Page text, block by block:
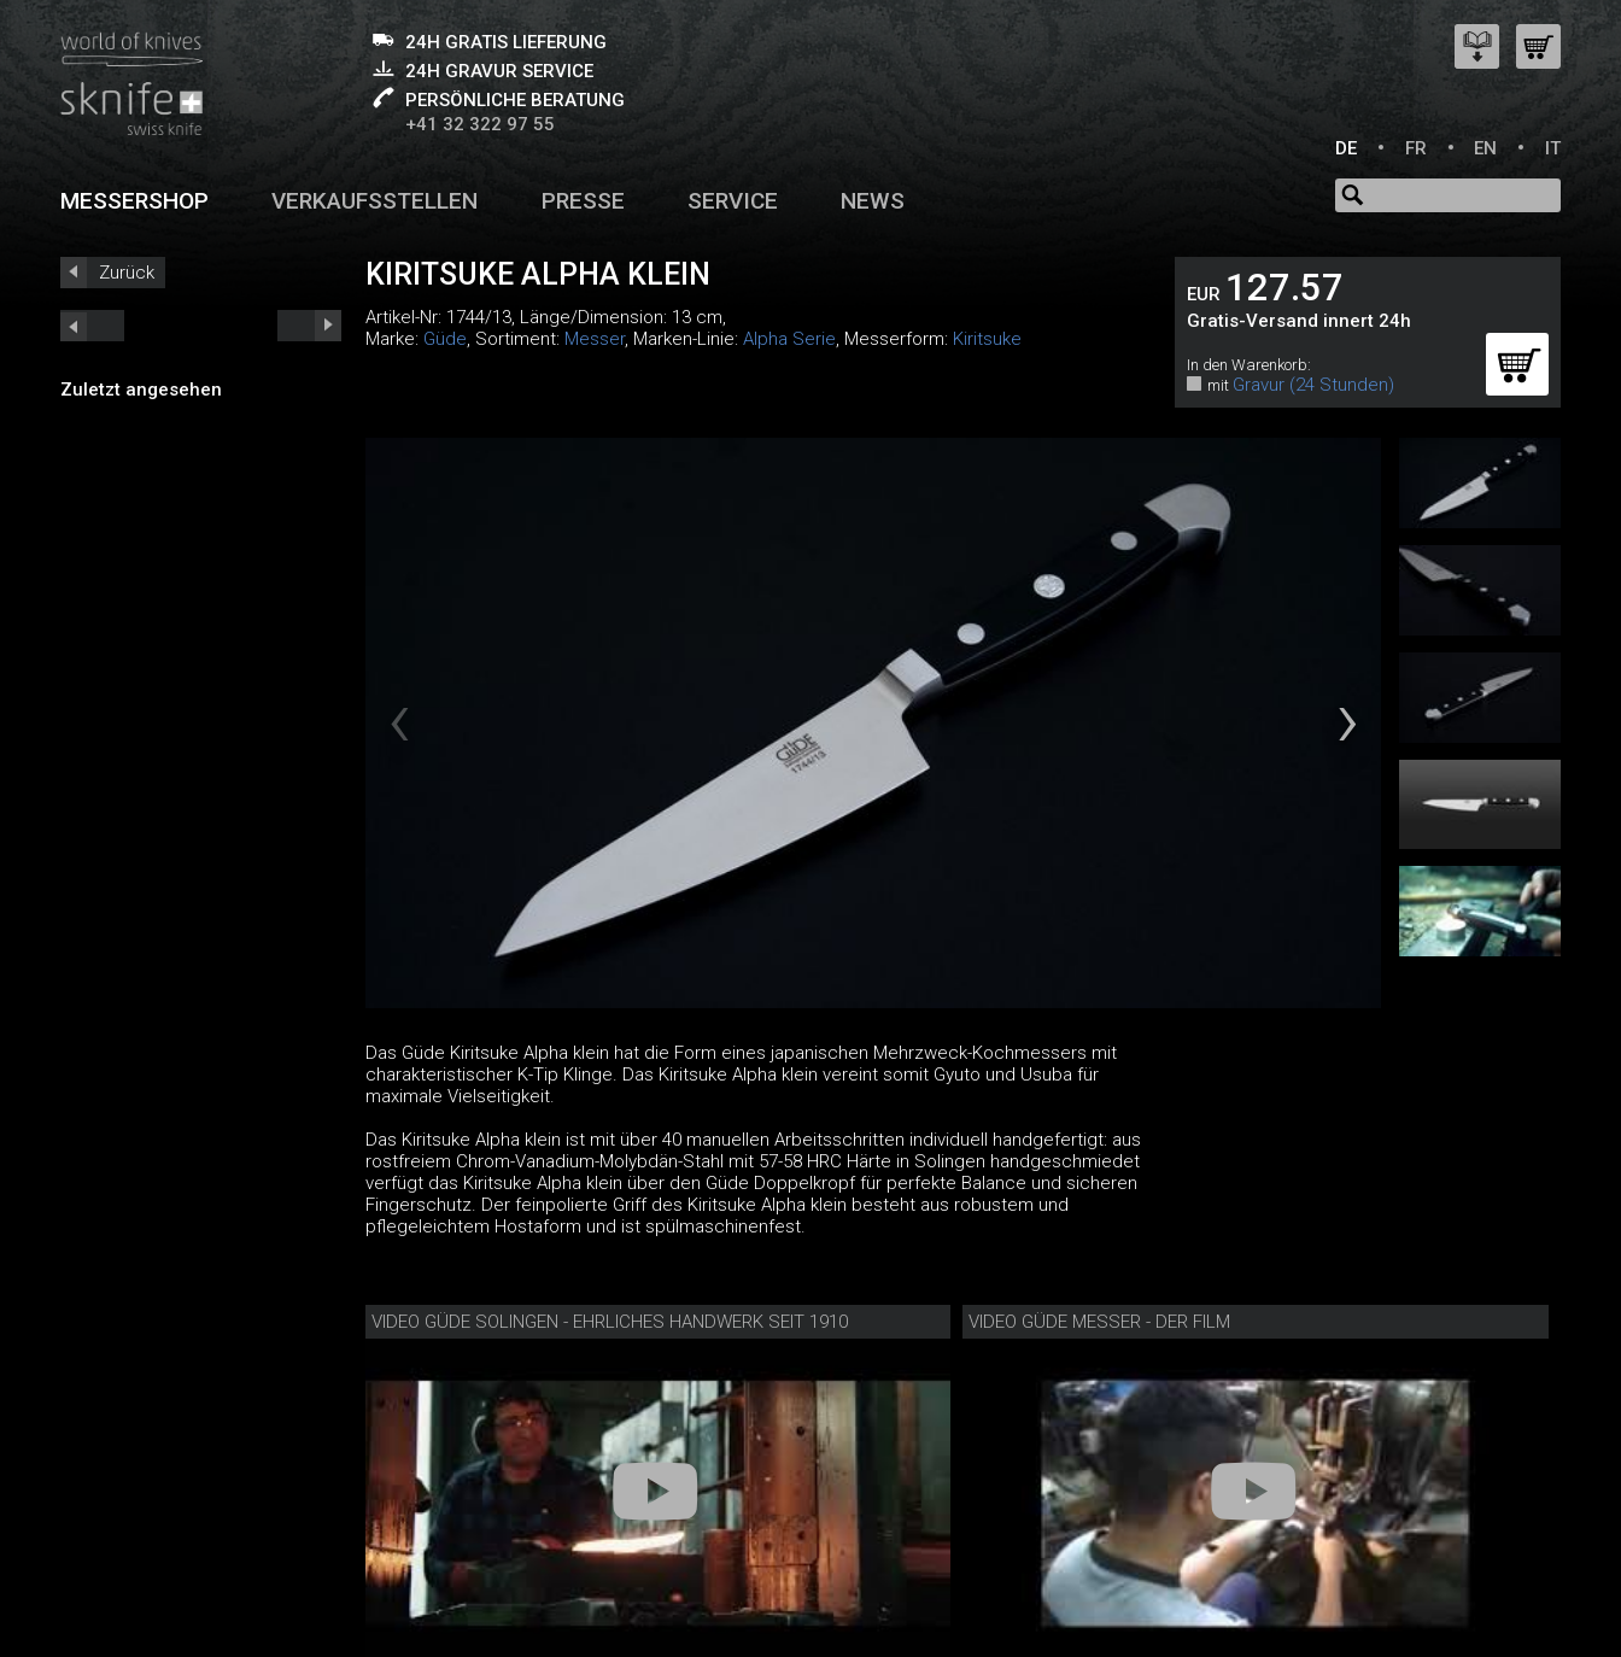
24H GRATIS LIEFERUNG
24H GRAVUR SERVICE
PERSÖNLICHE BERATUNG
+41 32 322 97 55
DE
FR EN IT
MESSERSHOP VERKAUFSSTELLEN PRESSE SERVICE NEWS
Zurück
Zuletzt angesehen
KIRITSUKE ALPHA KLEIN
Artikel-Nr: 1744/13, Länge/Dimension: 13 cm,
Marke: Güde, Sortiment: Messer, Marken-Linie: Alpha Serie, Messerform: Kiritsuke
EUR 127.57
Gratis-Versand innert 24h
In den Warenkorb:
mit Gravur (24 Stunden)
Das Güde Kiritsuke Alpha klein hat die Form eines japanischen Mehrzweck-Kochmessers mit
charakteristischer K-Tip Klinge. Das Kiritsuke Alpha klein vereint somit Gyuto und Usuba für
maximale Vielseitigkeit.
Das Kiritsuke Alpha klein ist mit über 40 manuellen Arbeitsschritten individuell handgefertigt: aus
rostfreiem Chrom-Vanadium-Molybdän-Stahl mit 57-58 HRC Härte in Solingen handgeschmiedet
verfügt das Kiritsuke Alpha klein über den Güde Doppelkropf für perfekte Balance und sicheren
Fingerschutz. Der feinpolierte Griff des Kiritsuke Alpha klein besteht aus robustem und
pflegeleichtem Hostaform und ist spülmaschinenfest.
VIDEO GÜDE SOLINGEN - EHRLICHES HANDWERK SEIT 1910 VIDEO GÜDE MESSER - DER FILM